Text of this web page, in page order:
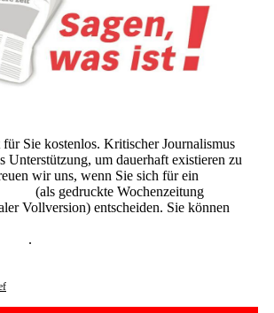
Sie kostenlos. Kritischer Journalismus
Unterstützung, um dauerhaft existieren zu
wir uns, wenn Sie sich für ein
(als gedruckte Wochenzeitung
Vollversion) entscheiden. Sie können
.